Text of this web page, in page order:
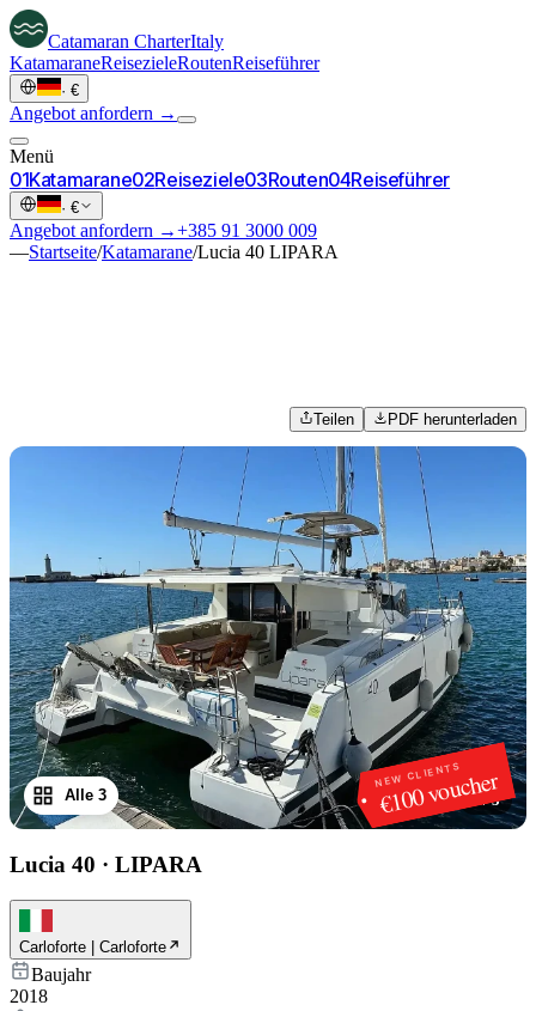
Catamaran CharterItaly
KatamaraneReisezieleRoutenReiseführer
· €
Angebot anfordern →
Menü
01Katamarane02Reiseziele03Routen04Reiseführer
· €
Angebot anfordern →+385 91 3000 009
—Startseite/Katamarane/Lucia 40 LIPARA
Teilen PDF herunterladen
NEW CLIENTS
€100 voucher
1 /3
Alle 3
Lucia 40 · LIPARA
Carloforte | Carloforte
Baujahr
2018